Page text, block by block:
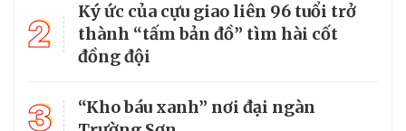
2
Ký ức của cựu giao liên 96 tuổi trở
thành “tấm bản đồ” tìm hài cốt
đồng đội
3
“Kho báu xanh” nơi đại ngàn